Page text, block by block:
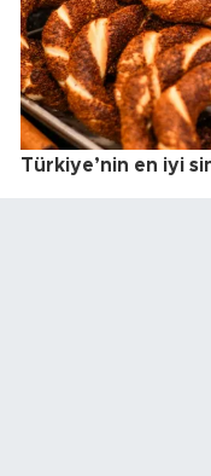
Türkiye’nin en iyi